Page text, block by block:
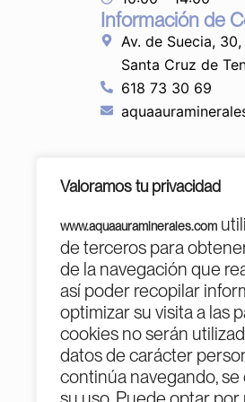
Valoramos tu privacidad
www.aquaauraminerales.com
de terceros para
de la navegación que
así poder recopilar
optimizar su visita a las
cookies no serán
datos de carácter
continúa navegando,
Información de
Av. de Suecia,
Santa Cruz de
618 73 30 69